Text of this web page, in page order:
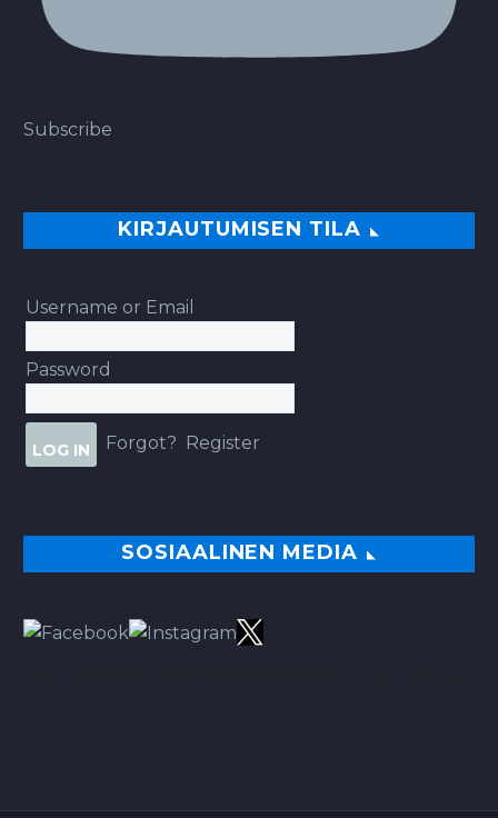
Subscribe
KIRJAUTUMISEN TILA
Username or Email
Password
Forgot? Register
SOSIAALINEN MEDIA